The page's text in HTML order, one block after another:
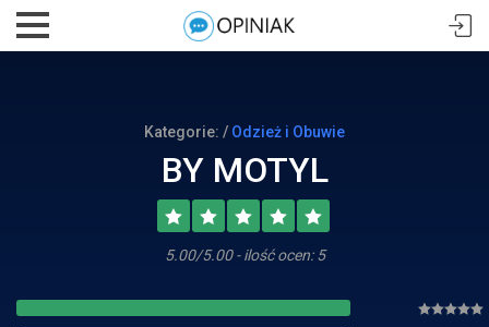
Kategorie: / Odzież i Obuwie
BY MOTYL
5.00/5.00 - ilość ocen: 5